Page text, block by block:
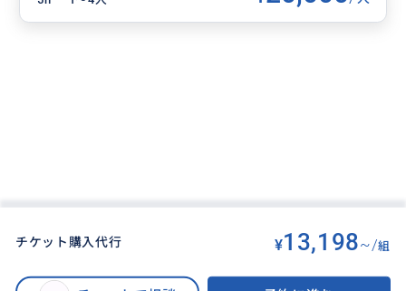
チケット購入代行 ¥13,198~/組
BUYMA TRAVEL> パリオプショナルツアー> チケット購入代行